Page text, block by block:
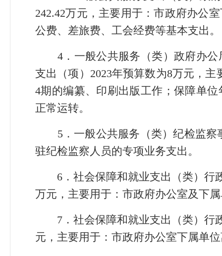
242.42万元，主要用于：市政府办公
公费、差旅费、工会经费等基本支出。
4．一般公共服务（类）政府办公
支出（项）2023年预算数为8万元，
4期的编纂、印刷出版工作；保障单
正常运转。
5．一般公共服务（类）纪检监察
驻纪检监察人员的专项业务支出。
6．社会保障和就业支出（类）行政
万元，主要用于：市政府办公室及下
7．社会保障和就业支出（类）行政
元，主要用于：市政府办公室下属单